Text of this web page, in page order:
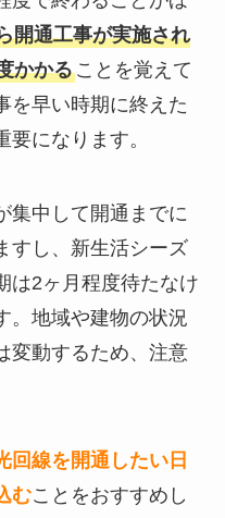
開通工事が実施され
かかることを覚えて
を早い時期に終えた
になります。
集中して開通までに
すし、新生活シーズ
は2ヶ月程度待たなけ
。地域や建物の状況
変動するため、注意
回線を開通したい日
むことをおすすめし